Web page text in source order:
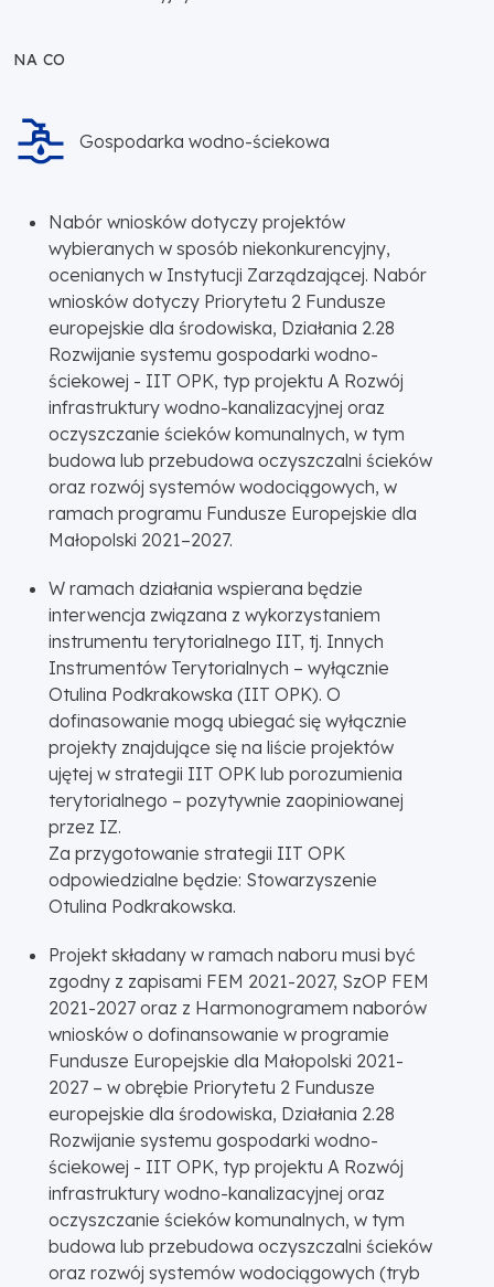
NA CO
Gospodarka wodno-ściekowa
Nabór wniosków dotyczy projektów
wybieranych w sposób niekonkurencyjny,
ocenianych w Instytucji Zarządzającej. Nabór
wniosków dotyczy Priorytetu 2 Fundusze
europejskie dla środowiska, Działania 2.28
Rozwijanie systemu gospodarki wodno-
ściekowej - IIT OPK, typ projektu A Rozwój
infrastruktury wodno-kanalizacyjnej oraz
oczyszczanie ścieków komunalnych, w tym
budowa lub przebudowa oczyszczalni ścieków
oraz rozwój systemów wodociągowych, w
ramach programu Fundusze Europejskie dla
Małopolski 2021–2027.
W ramach działania wspierana będzie
interwencja związana z wykorzystaniem
instrumentu terytorialnego IIT, tj. Innych
Instrumentów Terytorialnych – wyłącznie
Otulina Podkrakowska (IIT OPK). O
dofinasowanie mogą ubiegać się wyłącznie
projekty znajdujące się na liście projektów
ujętej w strategii IIT OPK lub porozumienia
terytorialnego – pozytywnie zaopiniowanej
przez IZ.
Za przygotowanie strategii IIT OPK
odpowiedzialne będzie: Stowarzyszenie
Otulina Podkrakowska.
Projekt składany w ramach naboru musi być
zgodny z zapisami FEM 2021-2027, SzOP FEM
2021-2027 oraz z Harmonogramem naborów
wniosków o dofinansowanie w programie
Fundusze Europejskie dla Małopolski 2021-
2027 – w obrębie Priorytetu 2 Fundusze
europejskie dla środowiska, Działania 2.28
Rozwijanie systemu gospodarki wodno-
ściekowej - IIT OPK, typ projektu A Rozwój
infrastruktury wodno-kanalizacyjnej oraz
oczyszczanie ścieków komunalnych, w tym
budowa lub przebudowa oczyszczalni ścieków
oraz rozwój systemów wodociągowych (tryb